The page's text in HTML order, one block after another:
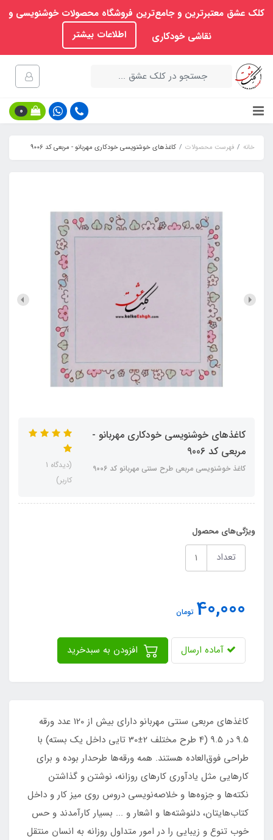
کلک عشق معتبرترین و جامع‌ترین فروشگاه محصولات خوشنویسی و
نقاشی خودکاری
اطلاعات بیشتر
0
خانه فهرست محصولات کاغذهای خوشنویسی خودکاری مهربانو - مربعی کد 9006
کاغذهای خوشنویسی خودکاری مهربانو -
مربعی کد 9006
کاغذ خوشنویسی مربعی طرح سنتی مهربانو کد 9006
(دیدگاه 1
کاربر)
ویژگی‌های محصول
تعداد
40,000 تومان
آماده ارسال
کاغذهای مربعی سنتی مهربانو دارای بیش از 120 عدد ورقه
9.5 در 9.5 (4 طرح مختلف 2±30 تایی داخل یک بسته) با
طراحی فوق‌العاده هستند. همه ورقه‌ها طرحدار بوده و برای
کارهایی مثل یادآوری کارهای روزانه، نوشتن و گذاشتن
نکته‌ها و جزوه‌ها و خلاصه‌نویسی دروس روی میز کار و داخل
کتاب‌هایتان، دلنوشته‌ها و اشعار و ... بسیار کارآمدند و حس
خوب تنوع و زیبایی را در امور متداول روزانه به انسان منتقل